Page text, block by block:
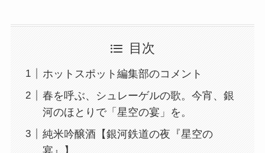
目次
ホットスポット編集部のコメント
春を呼ぶ、シュレーゲルの歌。今宵、銀
河のほとりで「星空の宴」を。
純米吟醸酒【銀河鉄道の夜『星空の
宴』】